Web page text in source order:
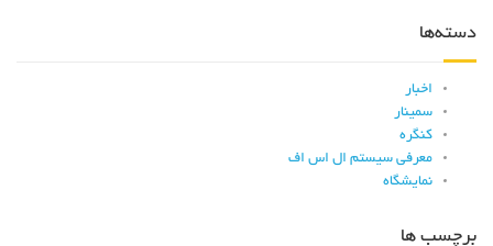
دسته‌ها
اخبار
سمینار
کنگره
معرفی سیستم ال اس اف
نمایشگاه
برچسب ها